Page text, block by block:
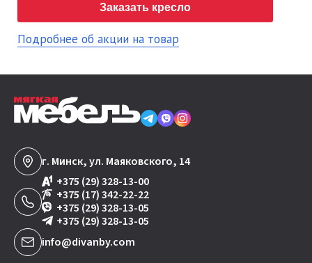
Заказать кресло
Подробнее об акции на товар
г. Минск, ул. Маяковского, 14
+375 (29) 328-13-00
+375 (17) 342-22-22
+375 (29) 328-13-05
+375 (29) 328-13-05
info@divanby.com